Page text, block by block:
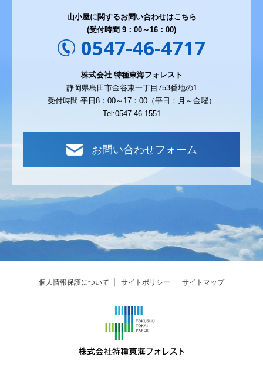
山小屋に関するお問い合わせはこちら
(受付時間 9：00～16：00)
0547-46-4717
株式会社 特種東海フォレスト
静岡県島田市金谷東一丁目753番地の1
受付時間 平日8：00～17：00（平日：月～金曜）
Tel:0547-46-1551
お問い合わせフォーム
個人情報保護について サイトポリシー サイトマップ